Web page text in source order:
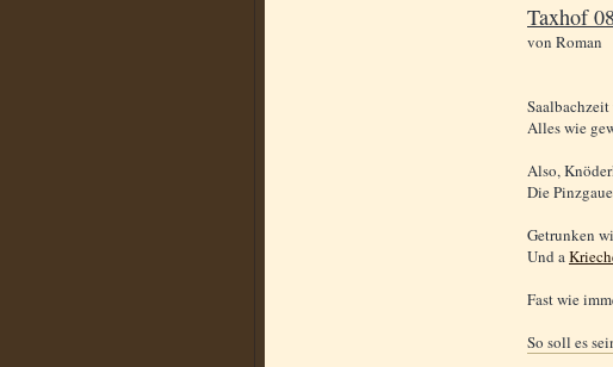
Taxhof 08
von Roman
Saalbachzeit
Alles wie
Also,
Die
Getrunken
Und a
Fast wie
So soll es